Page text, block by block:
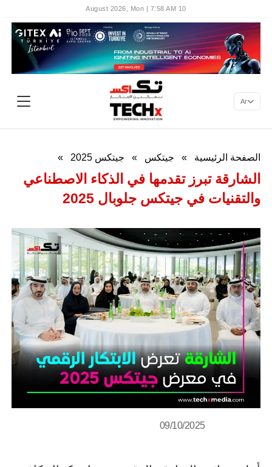
10 August 2026, Mon | 7:58 AM
Ar
الصفحة الرئيسية » جيتكس » جيتكس 2025 »
الشارقة تبرز تقدمها في الذكاء الاصطناعي
والتقنيات في جيتكس جلوبال 2025
09/10/2025